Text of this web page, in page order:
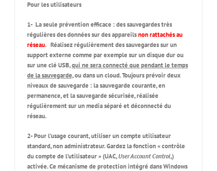
Pour les utilisateurs
1- La seule prévention efficace : des sauvegardes très
régulières des données sur des appareilsnon rattachés au
réseau. Réalisez régulièrement des sauvegardes sur un
supportexterne comme par exemple sur un disque dur ou
sur une clé USB,qui ne sera connecté que pendant le temps
de la sauvegarde,ou dans un cloud. Toujours prévoir deux
niveaux de sauvegarde : la sauvegarde courante, en
permanence, et la sauvegarde sécurisée, réalisée
régulièrement sur un media séparé et déconnecté du
réseau.
2- Pour l’usage courant, utiliser un compte utilisateur
standard, non administrateur. Gardez la fonction « contrôle
du compte de l’utilisateur » (UAC,User Account Control,)
activée. Ce mécanisme de protection intégré dans Windows